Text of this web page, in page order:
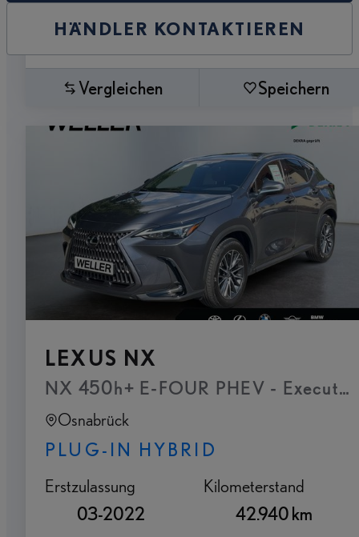
HÄNDLER KONTAKTIEREN
Vergleichen Speichern
LEXUS NX
NX 450h+ E-FOUR PHEV -
Osnabrück
PLUG-IN HYBRID
Erstzulassung
03-2022
Kilometerstand
42.940 km